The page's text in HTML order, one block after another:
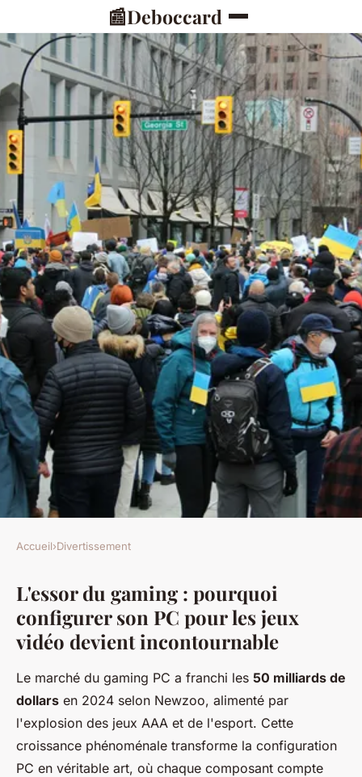
📰Deboccard
Les essentiels pour le pc
gamer : améliorez votre
expérience
Éden•4 novembre 2025 • 8 min de lecture
Accueil›Divertissement
L'essor du gaming : pourquoi
configurer son PC pour les jeux
vidéo devient incontournable
Le marché du gaming PC a franchi les 50 milliards de
dollars en 2024 selon Newzoo, alimenté par
l'explosion des jeux AAA et de l'esport. Cette
croissance phénoménale transforme la configuration
PC en véritable art, où chaque composant compte